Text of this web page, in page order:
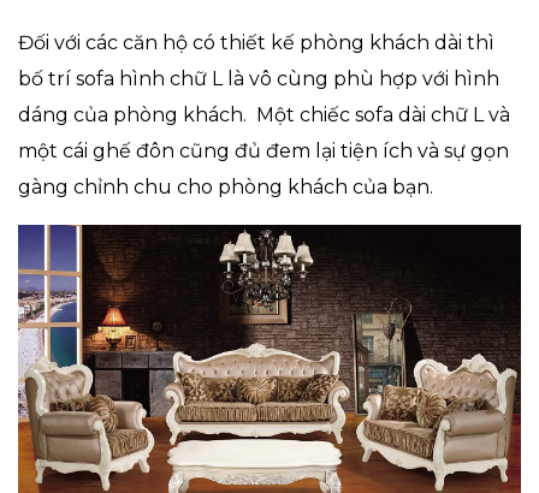
Đối với các căn hộ có thiết kế phòng khách dài thì
bố trí sofa hình chữ L là vô cùng phù hợp với hình
dáng của phòng khách. Một chiếc sofa dài chữ L và
một cái ghế đôn cũng đủ đem lại tiện ích và sự gọn
gàng chỉnh chu cho phòng khách của bạn.